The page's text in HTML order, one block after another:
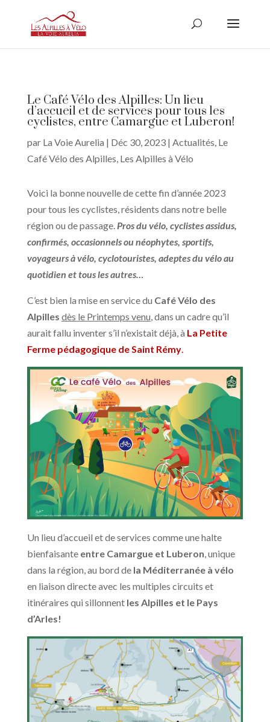
Le Café Vélo des Alpilles: Un lieu
d’accueil et de services pour tous les
cyclistes, entre Camargue et Luberon!
par La Voie Aurelia | Déc 30, 2023| Actualités, Le
Café Vélo des Alpilles, Les Alpilles à Vélo
Voici la bonne nouvelle de cette fin d’année 2023
pour tous les cyclistes, résidents dans notre belle
région ou de passage.Pros du vélo, cyclistes assidus,
confirmés, occasionnels ou néophytes, sportifs,
voyageurs à vélo, cyclotouristes, adeptes du vélo au
quotidien et tous les autres…
C’est bien la mise en service du Café Vélo des
Alpilles dès le Printemps venu, dans un cadre qu’il
aurait fallu inventer s’il n’existait déjà, à La Petite
Ferme pédagogique de Saint Rémy.
Un lieu d’accueil et de services comme une halte
bienfaisante entre Camargue et Luberon, unique
dans la région, au bord dela Méditerranée à vélo
en liaison directe avec les multiples circuits et
itinéraires qui sillonnentles Alpilles et le Pays
d’Arles!